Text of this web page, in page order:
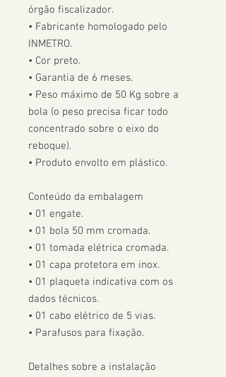
órgão fiscalizador.
• Fabricante homologado pelo
INMETRO.
• Cor preto.
• Garantia de 6 meses.
• Peso máximo de 50 Kg sobre a
bola (o peso precisa ficar todo
concentrado sobre o eixo do
reboque).
• Produto envolto em plástico.
Conteúdo da embalagem
• 01 engate.
• 01 bola 50 mm cromada.
• 01 tomada elétrica cromada.
• 01 capa protetora em inox.
• 01 plaqueta indicativa com os
dados técnicos.
• 01 cabo elétrico de 5 vias.
• Parafusos para fixação.
Detalhes sobre a instalação